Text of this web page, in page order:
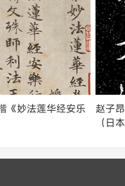
《妙法莲华经安乐
赵子
（日